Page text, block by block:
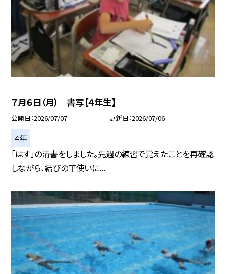
７月６日（月） 書写【４年生】
公開日 2026/07/07 更新日 2026/07/06
４年
「はす」の清書をしました。先週の練習で覚えたことを再確認
しながら、結びの筆使いに...